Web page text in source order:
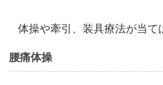
体操や牽引、装具療法が当て
腰痛体操